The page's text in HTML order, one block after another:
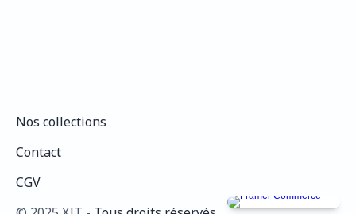
Nos collections
Contact
CGV